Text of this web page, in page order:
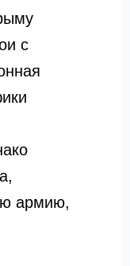
с
армию,